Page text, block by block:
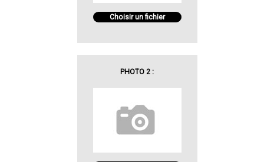
Choisir un fichier
PHOTO 2 :